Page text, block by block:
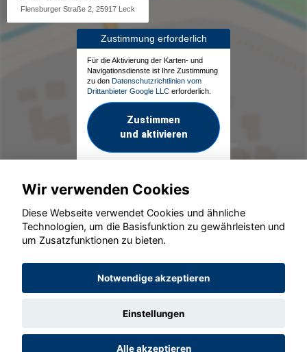
Flensburger Straße 2, 25917 Leck
Zustimmung erforderlich
Für die Aktivierung der Karten- und
Navigationsdienste ist Ihre Zustimmung
zu den Datenschutzrichtlinien vom
Drittanbieter Google LLC erforderlich.
Zustimmen
und aktivieren
© konjunkturmotor.de GmbH 2020 - 2026
Wir verwenden Cookies
Diese Webseite verwendet Cookies und ähnliche
Technologien, um die Basisfunktion zu gewährleisten und
um Zusatzfunktionen zu bieten.
Notwendige akzeptieren
Einstellungen
Alle akzeptieren